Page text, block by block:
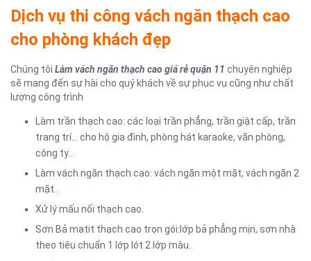
Dịch vụ thi công vách ngăn thạch cao
cho phòng khách đẹp
Chúng tôi Làm vách ngăn thạch cao giá rẻ quận 11 chuyên nghiệp
sẽ mang đến sự hài cho quý khách về sự phục vụ cũng như chất
lượng công trình
Làm trần thạch cao: các loại trần phẳng, trần giật cấp, trần
trang trí… cho hộ gia đình, phòng hát karaoke, văn phòng,
công ty…
Làm vách ngăn thạch cao: vách ngăn một mặt, vách ngăn 2
mặt..
Xử lý mấu nối thạch cao.
Sơn Bả matit thạch cao trọn gói:lớp bả phẳng mịn, sơn nhà
theo tiêu chuẩn 1 lớp lót 2 lớp màu.